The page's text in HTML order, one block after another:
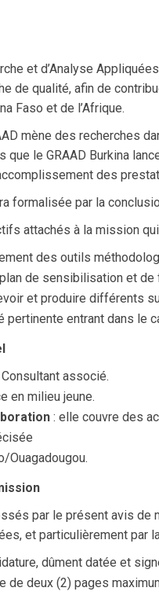
et d’Analyse
de qualité, afin de
Faso et de l’Afrique.
mène des recherches
le GRAAD Burkina
des
formalisée par la
attachés à la mission
des outils
plan de sensibilisation et
et produire différents
pertinente entrant dans le
Consultant associé.
en milieu jeune.
: elle couvre des
Ouagadougou.
par le présent avis de
et particulièrement par
dûment datée et
de deux (2) pages